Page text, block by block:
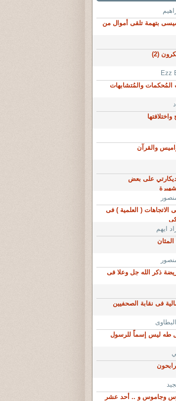
بتهمة تلقى أموال من
(2)
Ezz
المُحكمات والمُتشابهات
والقرآن
على بعض
الاتجاهات ( العلمية ) فى
ايهم
4 : فريضة ذكر الله جل وعلا فى
فى نقابة الصحفيين
طه ليس إسماً للرسول
وجاموس و .. أحد عشر